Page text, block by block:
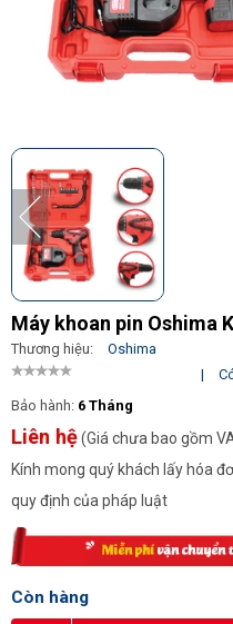
Máy khoan pin Oshima
Thương hiệu:
Oshima
|
Bảo hành: 6 Tháng
Liên hệ(Giá chưa bao gồm
Kính mong quý khách lấy hóa
quy định của pháp luật
Còn hàng